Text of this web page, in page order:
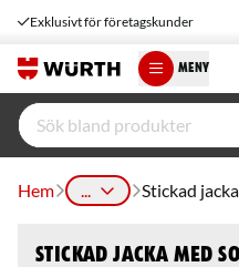
Exklusivt för företagskunder
MENY
Hem ... Stickad
Stickad jacka med